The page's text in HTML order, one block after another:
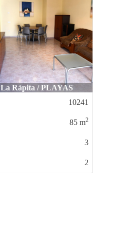
La Ràpita / PLAYAS
10241
85 m2
3
2